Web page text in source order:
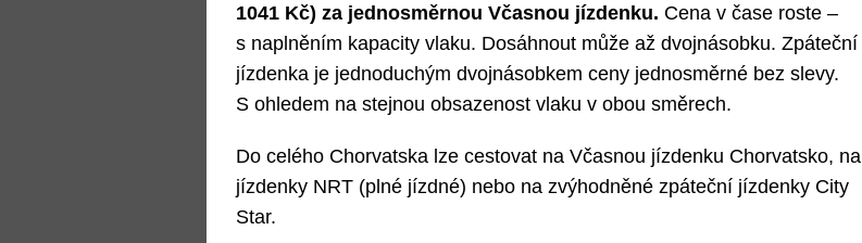
1041 Kč) za jednosměrnou Včasnou jízdenku. Cena v čase roste –
s naplněním kapacity vlaku. Dosáhnout může až dvojnásobku. Zpáteční
jízdenka je jednoduchým dvojnásobkem ceny jednosměrné bez slevy.
S ohledem na stejnou obsazenost vlaku v obou směrech.
Do celého Chorvatska lze cestovat na Včasnou jízdenku Chorvatsko, na
jízdenky NRT (plné jízdné) nebo na zvýhodněné zpáteční jízdenky City
Star.